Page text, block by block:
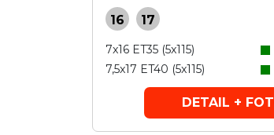
16 17
7x16 ET35 (5x115)
7,5x17 ET40 (5x115)
DETAIL +